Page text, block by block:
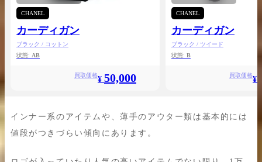
CHANEL
カーディガン
ブラック / コットン
状態: AB
買取価格¥ 50,000
CHANEL
カーディガン
ブラック / ツイード
状態: B
買取価格¥
インナー系のアイテムや、薄手のアウター類は基本的には
値段がつきづらい傾向にあります。